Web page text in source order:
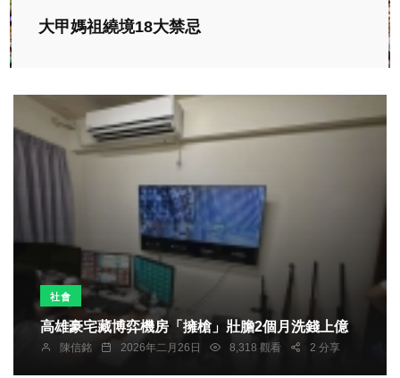
大甲媽祖繞境18大禁忌
社會
高雄豪宅藏博弈機房「擁槍」壯膽2個月洗錢上億
陳信銘 2026年二月26日 8,318 觀看 2 分享